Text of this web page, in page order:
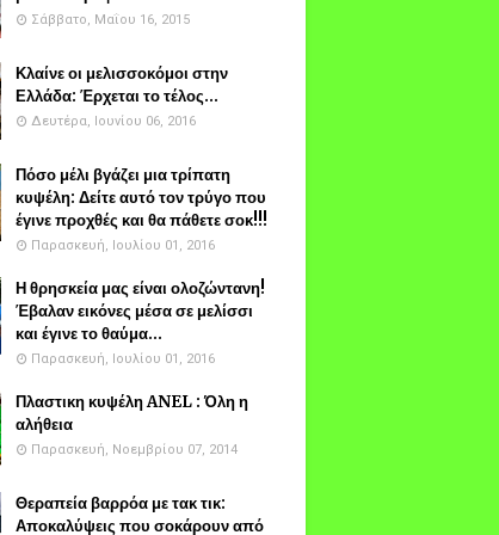
Σάββατο, Μαΐου 16, 2015
Κλαίνε οι μελισσοκόμοι στην
Ελλάδα: Έρχεται το τέλος...
Δευτέρα, Ιουνίου 06, 2016
Πόσο μέλι βγάζει μια τρίπατη
κυψέλη: Δείτε αυτό τον τρύγο που
έγινε προχθές και θα πάθετε σοκ!!!
Παρασκευή, Ιουλίου 01, 2016
Η θρησκεία μας είναι ολοζώντανη!
Έβαλαν εικόνες μέσα σε μελίσσι
και έγινε το θαύμα...
Παρασκευή, Ιουλίου 01, 2016
Πλαστικη κυψέλη ANEL : Όλη η
αλήθεια
Παρασκευή, Νοεμβρίου 07, 2014
Θεραπεία βαρρόα με τακ τικ:
Αποκαλύψεις που σοκάρουν από